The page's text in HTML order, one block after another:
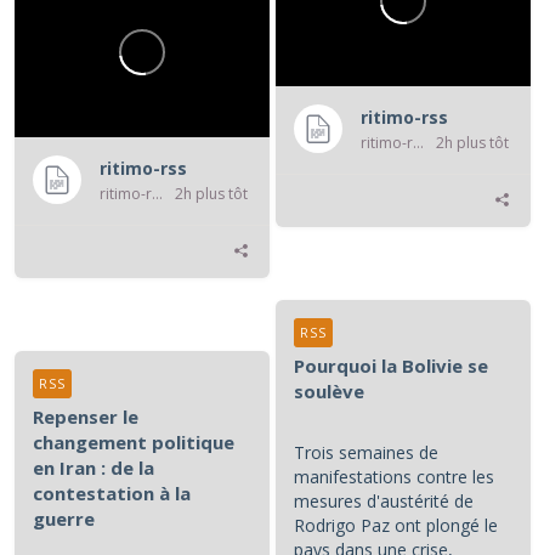
ritimo-rss
ritimo-rss 2h plus tôt
ritimo-rss
ritimo-rss 2h plus tôt
Pourquoi la Bolivie se
soulève
Trois semaines de
manifestations contre les
mesures d'austérité de
Rodrigo Paz ont plongé le
pays dans une crise,
RSS
Repenser le
changement politique
en Iran : de la
contestation à la
guerre
RSS